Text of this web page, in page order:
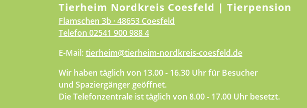
Tierheim Nordkreis Coesfeld | Tierpension
Flamschen 3b · 48653 Coesfeld
Telefon 02541 900 988 4
E-Mail:tierheim@tierheim-nordkreis-coesfeld.de
Wir haben täglich von 13.00 - 16.30 Uhr für Besucher
und Spaziergänger geöffnet.
Die Telefonzentrale ist täglich von 8.00 - 17.00 Uhr besetzt.